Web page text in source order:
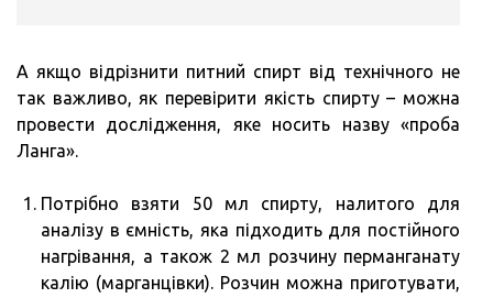
А якщо відрізнити питний спирт від технічного не
так важливо, як перевірити якість спирту – можна
провести дослідження, яке носить назву «проба
Ланга».
Потрібно взяти 50 мл спирту, налитого для
аналізу в ємність, яка підходить для постійного
нагрівання, а також 2 мл розчину перманганату
калію (марганцівки). Розчин можна приготувати,